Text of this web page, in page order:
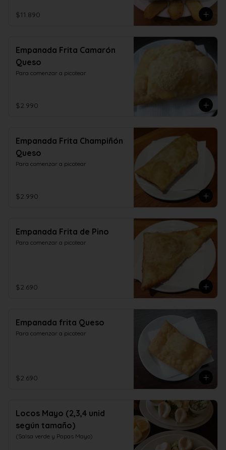
$11.890
Empanada Frita Camarón
Queso
Para comenzar a picotear
$2.990
Empanada Frita Champiñón
Queso
Para comenzar a picotear
$2.990
Empanada Frita de Pino
Para comenzar a picotear
$2.690
Empanada frita Queso
Para comenzar a picotear
$2.690
Locos Mayo (2,3,4 unid
según tamaño)
(Salsa verde y Papas Mayo)